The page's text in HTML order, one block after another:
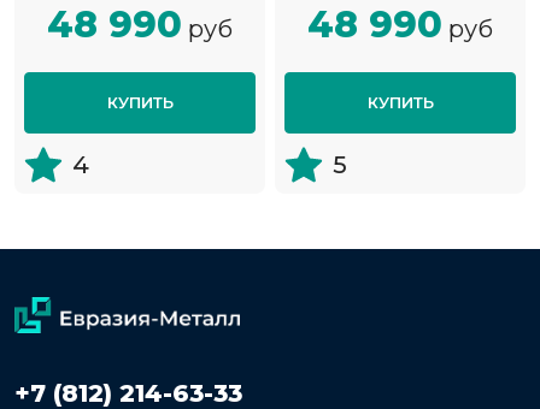
48 990 руб
КУПИТЬ
4
48 990 руб
КУПИТЬ
5
+7 (812) 214-63-33